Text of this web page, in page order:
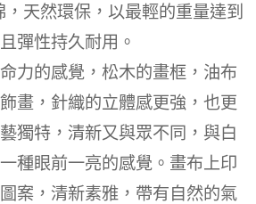
天然環保，以最輕的重量達到
彈性持久耐用。
力的感覺，松木的畫框，油布
畫，針織的立體感更強，也更
獨特，清新又與眾不同，與白
種眼前一亮的感覺。 畫布上印
案，清新素雅，帶有自然的氣